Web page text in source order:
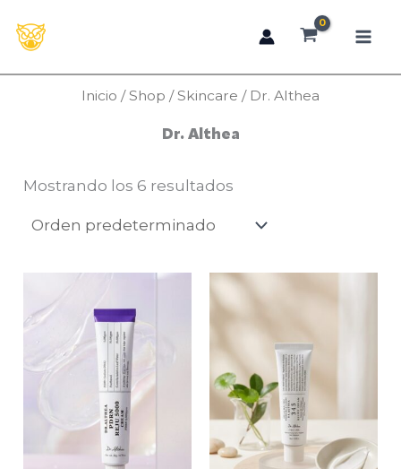
Inicio /Shop /Skincare / Dr. Althea
Dr. Althea
Mostrando los 6 resultados